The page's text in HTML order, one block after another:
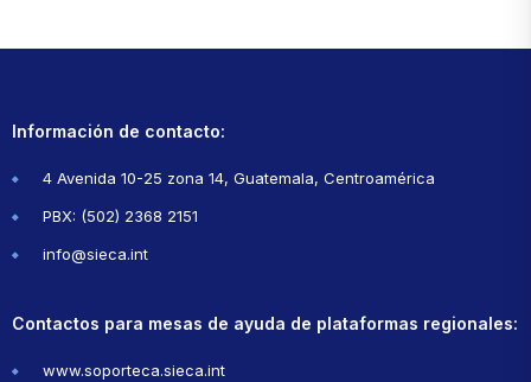
Información de contacto:
4 Avenida 10-25 zona 14, Guatemala, Centroamérica
PBX: (502) 2368 2151
info@sieca.int
Contactos para mesas de ayuda de plataformas regionales:
www.soporteca.sieca.int